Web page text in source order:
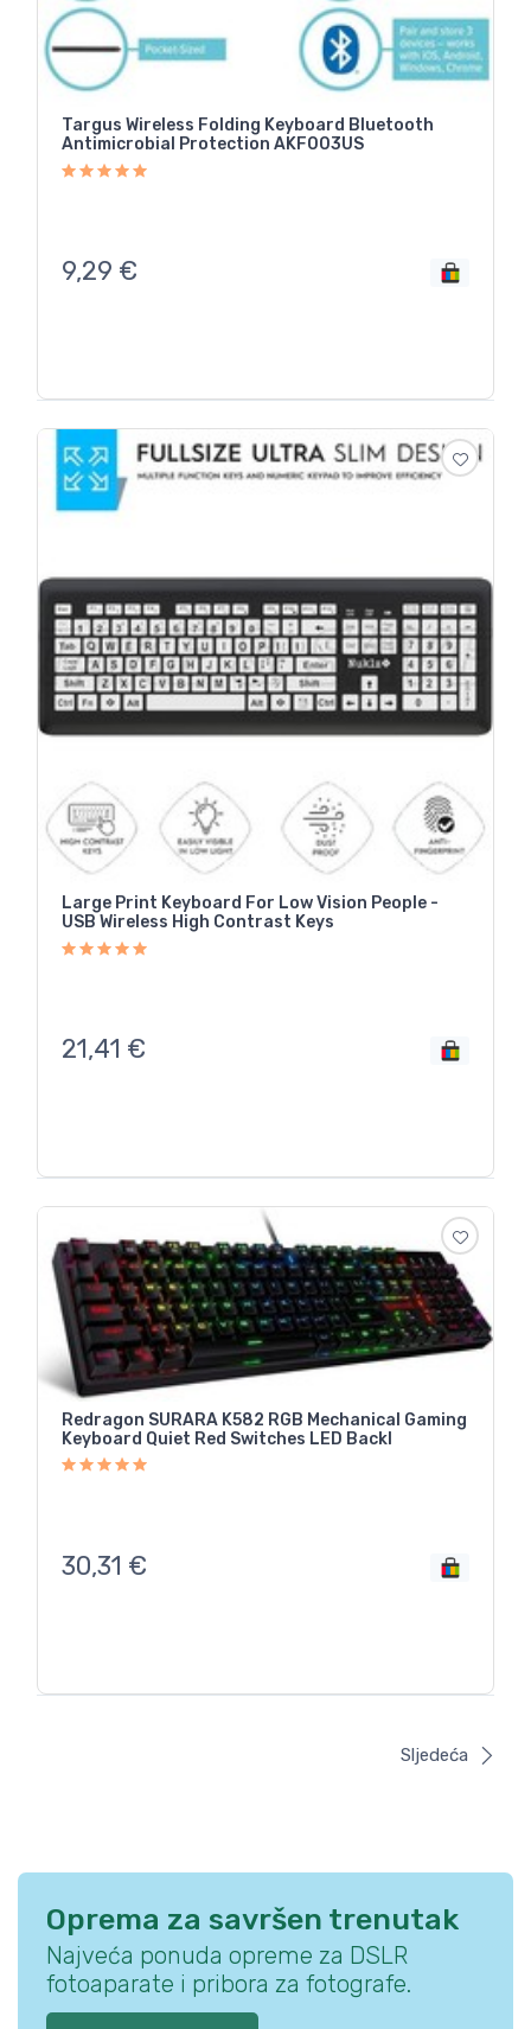
Targus Wireless Folding Keyboard Bluetooth
Antimicrobial Protection AKF003US
9,29 €
Large Print Keyboard For Low Vision People -
USB Wireless High Contrast Keys
21,41 €
Redragon SURARA K582 RGB Mechanical Gaming
Keyboard Quiet Red Switches LED Backl
30,31 €
Sljedeća
Oprema za savršen trenutak
Najveća ponuda opreme za DSLR
fotoaparate i pribora za fotografe.